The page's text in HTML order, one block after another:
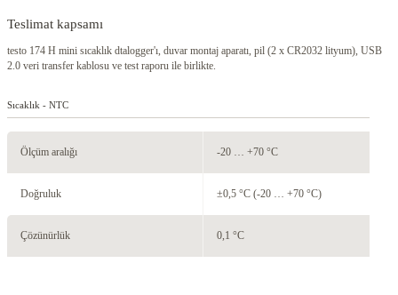
Teslimat kapsamı
testo 174 H mini sıcaklık dtalogger'ı, duvar montaj aparatı, pil (2 x CR2032 lityum), USB
2.0 veri transfer kablosu ve test raporu ile birlikte.
Sıcaklık - NTC
Ölçüm aralığı -20 … +70 °C
Doğruluk ±0,5 °C (-20 … +70 °C)
Çözünürlük 0,1 °C